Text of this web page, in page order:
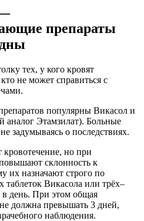
препараты
тех, у кого кровят
не может справиться с
популярны Викасол и
аналог Этамзилат). Больные
задумываясь о последствиях.
кровотечение, но при
склонность к
их назначают строго по
таблеток Викасола или трёх–
день. При этом общая
должна превышать 3 дней,
наблюдения.